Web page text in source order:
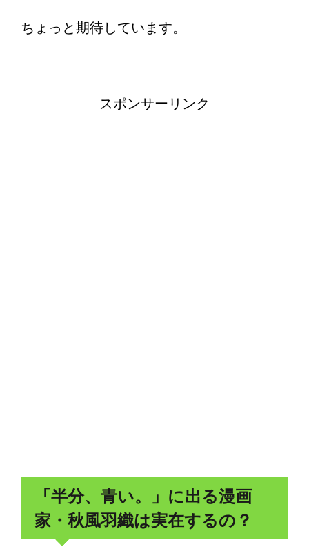
ちょっと期待しています。
スポンサーリンク
「半分、青い。」に出る漫画
家・秋風羽織は実在するの？